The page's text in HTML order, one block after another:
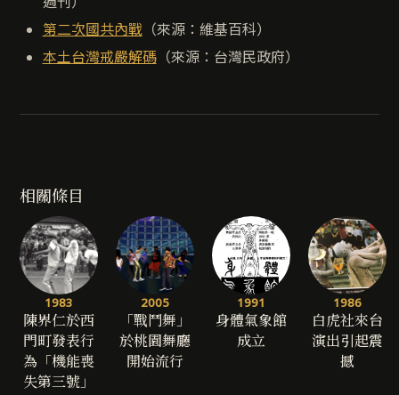
第二次國共內戰（來源：維基百科）
本土台灣戒嚴解碼（來源：台灣民政府）
相關條目
1983
陳界仁於西
門町發表行
為「機能喪
失第三號」
2005
「戰鬥舞」
於桃園舞廳
開始流行
1991
身體氣象館
成立
1986
白虎社來台
演出引起震
撼